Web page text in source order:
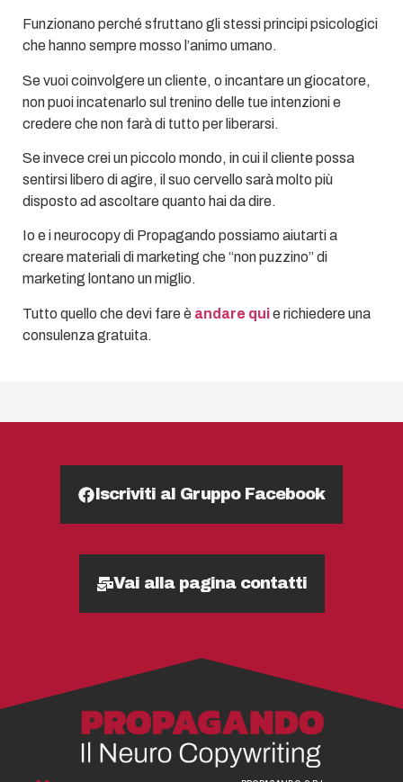
Funzionano perché sfruttano gli stessi principi psicologici
che hanno sempre mosso l’animo umano.
Se vuoi coinvolgere un cliente, o incantare un giocatore,
non puoi incatenarlo sul trenino delle tue intenzioni e
credere che non farà di tutto per liberarsi.
Se invece crei un piccolo mondo, in cui il cliente possa
sentirsi libero di agire, il suo cervello sarà molto più
disposto ad ascoltare quanto hai da dire.
Io e i neurocopy di Propagando possiamo aiutarti a
creare materiali di marketing che “non puzzino” di
marketing lontano un miglio.
Tutto quello che devi fare è andare quie richiedere una
consulenza gratuita.
Iscriviti al Gruppo Facebook
Vai alla pagina contatti